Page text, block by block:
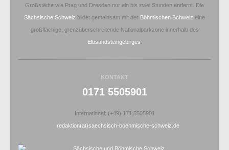
Großstädte wie Prag und Dresden nur ein bis zwei Stunden entfernt. Die
Sächsische Schweiz bildet gemeinsam mit der Böhmischen Schweiz eine
großflächige, grenzüberschreitende Nationalparkzone innerhalb des
Elbsandsteingebirges
KONTAKT
0171 5505901
International: (+49) 171 5505901
redaktion(at)saechsisch-boehmische-schweiz.de